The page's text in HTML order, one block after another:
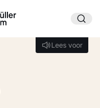
Lees voor
Lees voor